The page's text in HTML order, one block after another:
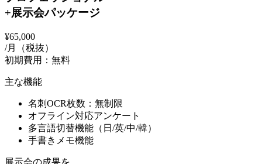
+展示会パッケージ
¥65,000
/月（税抜）
初期費用：無料
主な機能
名刺OCR枚数：無制限
オフライン対応アンケート
多言語切替機能（日/英/中/韓）
手書きメモ機能
展示会の成果を、